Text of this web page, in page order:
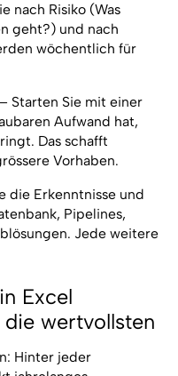
nach Risiko (Was
geht?) und nach
wöchentlich für
– Starten Sie mit einer
Aufwand hat,
Das schafft
Vorhaben.
die Erkenntnisse und
Pipelines,
Jede weitere
Excel
wertvollsten
Hinter jeder